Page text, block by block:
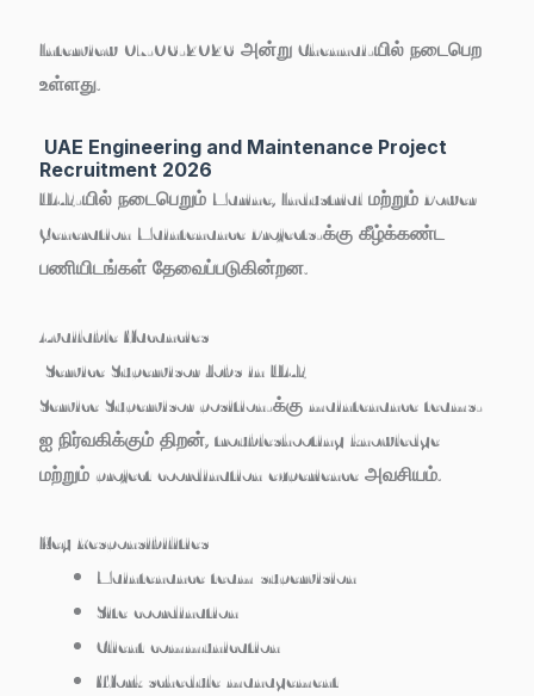
Interview 07-06-2026 அன்று Chennai-யில் நடைபெற
உள்ளது.
UAE Engineering and Maintenance Project
Recruitment 2026
UAE-யில் நடைபெறும் Marine, Industrial மற்றும் Power
Generation Maintenance Projects-க்கு கீழ்க்கண்ட
பணியிடங்கள் தேவைப்படுகின்றன.
Available Vacancies
Service Supervisor Jobs in UAE
Service Supervisor position-க்கு maintenance teams-
ஐ நிர்வகிக்கும் திறன், troubleshooting knowledge
மற்றும் project coordination experience அவசியம்.
Key Responsibilities
Maintenance team supervision
Site coordination
Client communication
Work schedule management